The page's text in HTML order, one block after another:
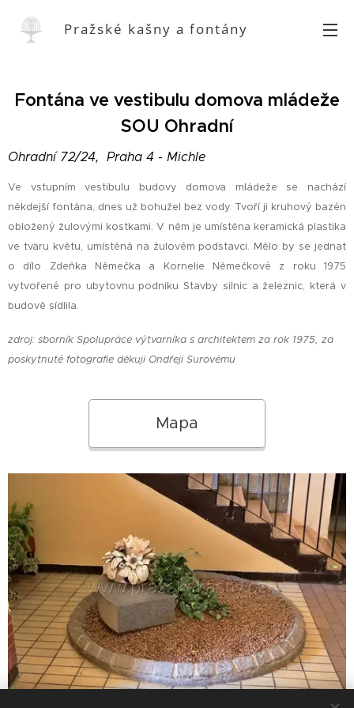
Pražské kašny a fontány
Fontána ve vestibulu domova mládeže
SOU Ohradní
Ohradní 72/24, Praha 4 - Michle
Ve vstupním vestibulu budovy domova mládeže se nachází
někdejší fontána, dnes už bohužel bez vody. Tvoří ji kruhový bazén
obložený žulovými kostkami. V něm je umístěna keramická plastika
ve tvaru květu, umístěná na žulovém podstavci. Mělo by se jednat
o dílo Zdeňka Němečka a Kornelie Němečkové z roku 1975
vytvořené pro ubytovnu podniku Stavby silnic a železnic, která v
budově sídlila.
zdroj: sborník Spolupráce výtvarníka s architektem za rok 1975, za
poskytnuté fotografie děkuji Ondřeji Surovému
Mapa